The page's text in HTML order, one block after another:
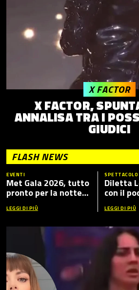
X FACTOR,
ANNALISA TRA I
GIUDICI
X FACTOR
FLASH NEWS
EVENTI
Met Gala 2026, tutto
pronto per la notte
più fashion dell’anno:
tema, ospiti e dove
LEGGI DI PIÙ
SPETTACOLO
Diletta
con il
5”, ecco
LEGGI DI PIÙ